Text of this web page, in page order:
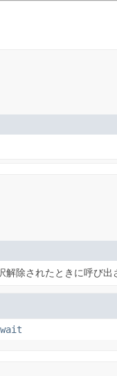
除されたときに呼び出
wait